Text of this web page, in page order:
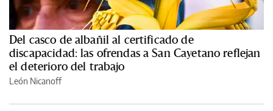
Del casco de albañil al certificado de
discapacidad: las ofrendas a San Cayetano reflejan
el deterioro del trabajo
León Nicanoff